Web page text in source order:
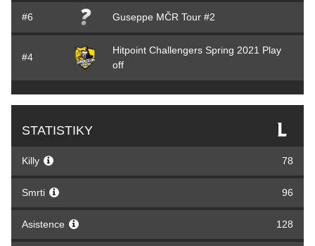
#6 Guseppe MČR Tour #2
#4
Hitpoint Challengers Spring 2021 Play
off
STATISTIKY
Killy 78
Smrti 96
Asistence 128